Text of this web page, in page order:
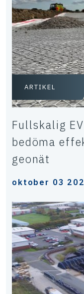
ARTIKEL
Fullskalig
bedöma
geonät
oktober 03